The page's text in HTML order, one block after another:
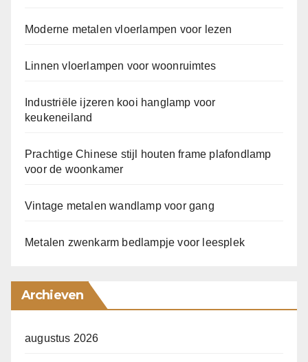
Moderne metalen vloerlampen voor lezen
Linnen vloerlampen voor woonruimtes
Industriële ijzeren kooi hanglamp voor
keukeneiland
Prachtige Chinese stijl houten frame plafondlamp
voor de woonkamer
Vintage metalen wandlamp voor gang
Metalen zwenkarm bedlampje voor leesplek
Archieven
augustus 2026